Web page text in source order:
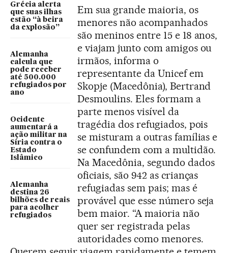
Grécia alerta
que suas ilhas
estão “à beira
da explosão”
Alemanha
calcula que
pode receber
até 500.000
refugiados por
ano
Ocidente
aumentará a
ação militar na
Síria contra o
Estado
Islâmico
Alemanha
destina 26
bilhões de reais
para acolher
refugiados
Em sua grande maioria, os
menores não acompanhados
são meninos entre 15 e 18 anos,
e viajam junto com amigos ou
irmãos, informa o
representante da Unicef em
Skopje (Macedônia), Bertrand
Desmoulins. Eles formam a
parte menos visível da
tragédia dos refugiados, pois
se misturam a outras famílias e
se confundem com a multidão.
Na Macedônia, segundo dados
oficiais, são 942 as crianças
refugiadas sem pais; mas é
provável que esse número seja
bem maior. “A maioria não
quer ser registrada pelas
autoridades como menores.